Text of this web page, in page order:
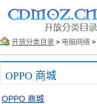
开放分类目录 > 电脑网络 >
OPPO 商城
OPPO 商城